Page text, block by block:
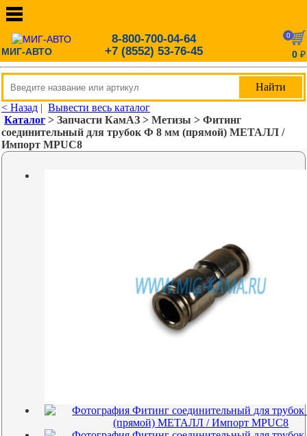
МИГ-АВТО
8-800-700-04-64
+7 (8552) 53-76-45
0
0 ₽
< Назад |Вывести весь каталог
Каталог > Запчасти КамАЗ > Метизы > Фитинг
соединительный для трубок Ф 8 мм (прямой) МЕТАЛЛ /
Импорт MPUC8